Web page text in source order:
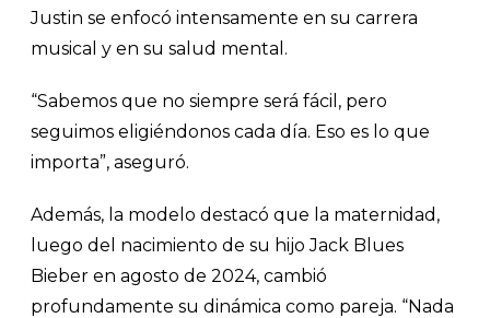
Justin se enfocó intensamente en su carrera
musical y en su salud mental.
“Sabemos que no siempre será fácil, pero
seguimos eligiéndonos cada día. Eso es lo que
importa”, aseguró.
Además, la modelo destacó que la maternidad,
luego del nacimiento de su hijo Jack Blues
Bieber en agosto de 2024, cambió
profundamente su dinámica como pareja. “Nada